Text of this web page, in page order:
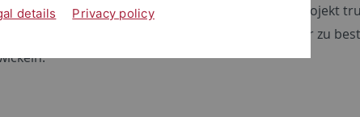
von bilingualen Lernenden analysiert. Das Projekt
in sozialwissenschaftlichen Fächern klarer zu
details Privacy policy